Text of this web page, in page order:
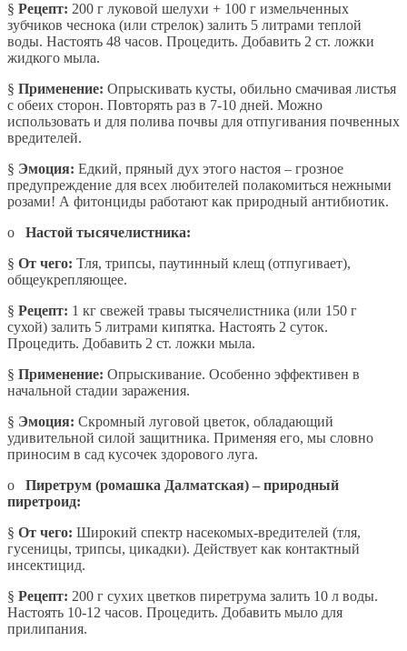
§ Рецепт: 200 г луковой шелухи + 100 г измельченных
зубчиков чеснока (или стрелок) залить 5 литрами теплой
воды. Настоять 48 часов. Процедить. Добавить 2 ст. ложки
жидкого мыла.
§ Применение: Опрыскивать кусты, обильно смачивая листья
с обеих сторон. Повторять раз в 7-10 дней. Можно
использовать и для полива почвы для отпугивания почвенных
вредителей.
§ Эмоция: Едкий, пряный дух этого настоя – грозное
предупреждение для всех любителей полакомиться нежными
розами! А фитонциды работают как природный антибиотик.
o Настой тысячелистника:
§ От чего: Тля, трипсы, паутинный клещ (отпугивает),
общеукрепляющее.
§ Рецепт: 1 кг свежей травы тысячелистника (или 150 г
сухой) залить 5 литрами кипятка. Настоять 2 суток.
Процедить. Добавить 2 ст. ложки мыла.
§ Применение: Опрыскивание. Особенно эффективен в
начальной стадии заражения.
§ Эмоция: Скромный луговой цветок, обладающий
удивительной силой защитника. Применяя его, мы словно
приносим в сад кусочек здорового луга.
o Пиретрум (ромашка Далматская) – природный
пиретроид:
§ От чего: Широкий спектр насекомых-вредителей (тля,
гусеницы, трипсы, цикадки). Действует как контактный
инсектицид.
§ Рецепт: 200 г сухих цветков пиретрума залить 10 л воды.
Настоять 10-12 часов. Процедить. Добавить мыло для
прилипания.